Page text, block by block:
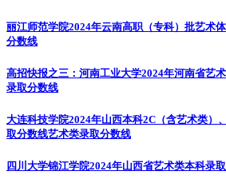
丽江师范学院2024年云南高职（专科）批艺术
分数线
高招快报之三：河南工业大学2024年河南省艺
录取分数线
大连科技学院2024年山西本科2C（含艺术类）
取分数线艺术类录取分数线
四川大学锦江学院2024年山西省艺术类本科录